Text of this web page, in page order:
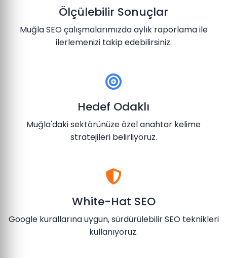
Ölçülebilir Sonuçlar
Muğla SEO çalışmalarımızda aylık raporlama ile
ilerlemenizi takip edebilirsiniz.
Hedef Odaklı
Muğla'daki sektörünüze özel anahtar kelime
stratejileri belirliyoruz.
White-Hat SEO
Google kurallarına uygun, sürdürülebilir SEO teknikleri
kullanıyoruz.